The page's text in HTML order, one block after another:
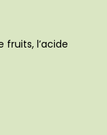
fruits, l’acide